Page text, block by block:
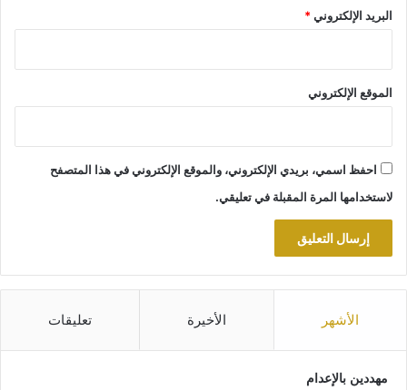
البريد الإلكتروني*
الموقع الإلكتروني
احفظ اسمي، بريدي الإلكتروني، والموقع الإلكتروني في هذا المتصفح
لاستخدامها المرة المقبلة في تعليقي.
الأشهر الأخيرة تعليقات
مهددين بالإعدام